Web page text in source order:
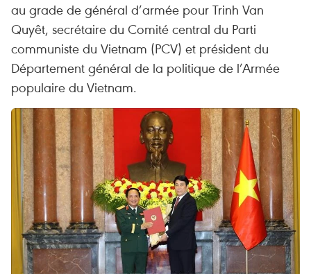
au grade de général d’armée pour Trinh Van
Quyêt, secrétaire du Comité central du Parti
communiste du Vietnam (PCV) et président du
Département général de la politique de l’Armée
populaire du Vietnam.